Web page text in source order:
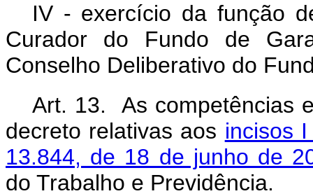
IV - exercício da função
Curador do Fundo de
Conselho Deliberativo do
Art. 13. As competências
decreto relativas aos incisos
13.844, de 18 de junho de
do Trabalho e Previdência.